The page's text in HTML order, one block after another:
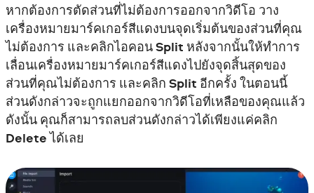
หากต้องการตัดส่วนที่ไม่ต้องการออกจากวิดีโอ วาง
เครื่องหมายมาร์คเกอร์สีแดงบนจุดเริ่มต้นของส่วนที่คุณ
ไม่ต้องการ และคลิกไอคอนSplit หลังจากนั้นให้ทำการ
เลื่อนเครื่องหมายมาร์คเกอร์สีแดงไปยังจุดสิ้นสุดของ
ส่วนที่คุณไม่ต้องการ และคลิก Split อีกครั้ง ในตอนนี้
ส่วนดังกล่าวจะถูกแยกออกจากวิดีโอที่เหลือของคุณแล้ว
ดังนั้น คุณก็สามารถลบส่วนดังกล่าวได้เพียงแค่คลิก
Deleteได้เลย